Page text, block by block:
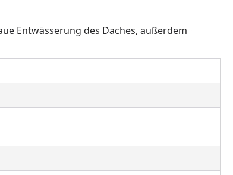
Entwässerung des Daches, außerdem